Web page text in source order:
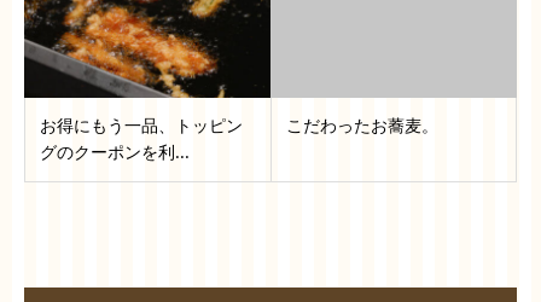
お得にもう一品、トッピン
グのクーポンを利...
こだわったお蕎麦。